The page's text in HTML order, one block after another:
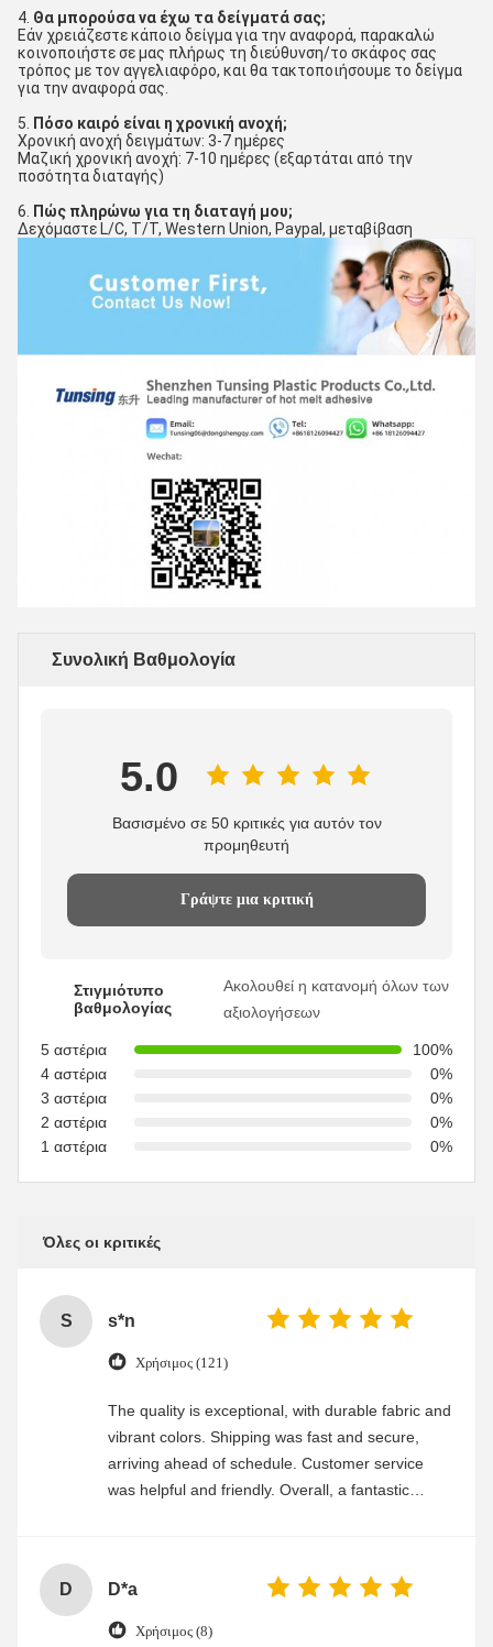
4. Θα μπορούσα να έχω τα δείγματά σας;
Εάν χρειάζεστε κάποιο δείγμα για την αναφορά, παρακαλώ
κοινοποιήστε σε μας πλήρως τη διεύθυνση/το σκάφος σας
τρόπος με τον αγγελιαφόρο, και θα τακτοποιήσουμε το δείγμα
για την αναφορά σας.
5.
Πόσο καιρό είναι η χρονική ανοχή;
Χρονική ανοχή δειγμάτων: 3-7 ημέρες
Μαζική χρονική ανοχή: 7-10 ημέρες (εξαρτάται από την
ποσότητα διαταγής)
6.
Πώς πληρώνω για τη διαταγή μου;
Δεχόμαστε L/C, T/T, Western Union, Paypal, μεταβίβαση
Συνολική Βαθμολογία
5.0
Βασισμένο σε 50 κριτικές για αυτόν τον
προμηθευτή
Γράψτε μια κριτική
Στιγμιότυπο
βαθμολογίας
Ακολουθεί η κατανομή όλων των
αξιολογήσεων
5 αστέρια
100%
4 αστέρια
0%
3 αστέρια
0%
2 αστέρια
0%
1 αστέρια
0%
Όλες οι κριτικές
S s*n
Χρήσιμος (121)
The quality is exceptional, with durable fabric and
vibrant colors. Shipping was fast and secure,
arriving ahead of schedule. Customer service
was helpful and friendly. Overall, a fantastic
D D*a
Χρήσιμος (8)